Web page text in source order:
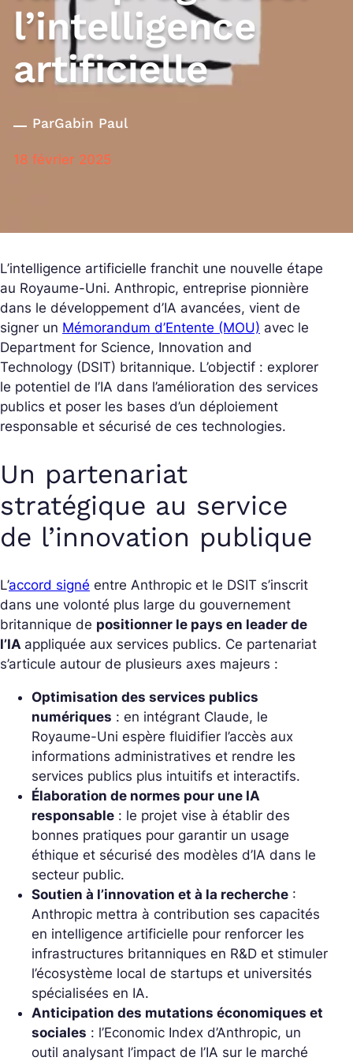
l’intelligence
artificielle
ParGabin Paul
18 février 2025
L’intelligence artificielle franchit une nouvelle étape
au Royaume-Uni. Anthropic, entreprise pionnière
dans le développement d’IA avancées, vient de
signer un Mémorandum d’Entente (MOU) avec le
Department for Science, Innovation and
Technology (DSIT) britannique. L’objectif : explorer
le potentiel de l’IA dans l’amélioration des services
publics et poser les bases d’un déploiement
responsable et sécurisé de ces technologies.
Un partenariat
stratégique au service
de l’innovation publique
L’accord signé entre Anthropic et le DSIT s’inscrit
dans une volonté plus large du gouvernement
britannique de positionner le pays en leader de
l’IA appliquée aux services publics. Ce partenariat
s’articule autour de plusieurs axes majeurs :
Optimisation des services publics
numériques : en intégrant Claude, le
Royaume-Uni espère fluidifier l’accès aux
informations administratives et rendre les
services publics plus intuitifs et interactifs.
Élaboration de normes pour une IA
responsable : le projet vise à établir des
bonnes pratiques pour garantir un usage
éthique et sécurisé des modèles d’IA dans le
secteur public.
Soutien à l’innovation et à la recherche :
Anthropic mettra à contribution ses capacités
en intelligence artificielle pour renforcer les
infrastructures britanniques en R&D et stimuler
l’écosystème local de startups et universités
spécialisées en IA.
Anticipation des mutations économiques et
sociales : l’Economic Index d’Anthropic, un
outil analysant l’impact de l’IA sur le marché